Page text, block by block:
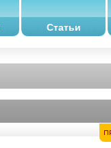
Статьи